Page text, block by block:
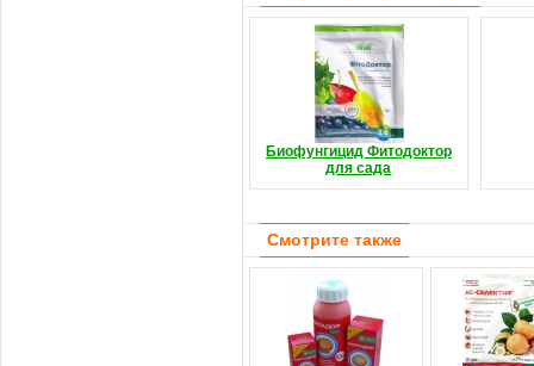
Биофунгицид Фитодоктор
для сада
Смотрите также